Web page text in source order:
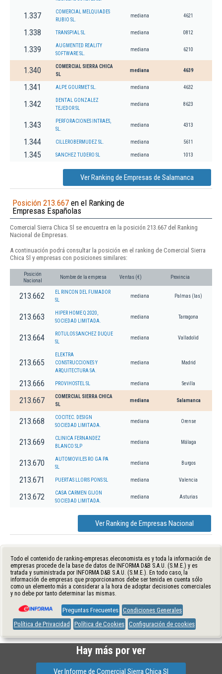
1.337
COMERCIAL MELQUIADES
RUBIO SL.
mediana 4621
1.338 TRANSPIAL SL mediana 0812
1.339
AUGMENTED REALITY
SOFTWARE SL.
mediana 6210
1.340
COMERCIAL SIERRA CHICA
SL
mediana 4639
1.341 ALPE GOURMET SL. mediana 4632
1.342
DENTAL GONZALEZ
TEJEDOR SL
mediana 8623
1.343
PERFORACIONES INTRAES,
SL.
mediana 4313
1.344 CILLEROBERMUDEZ SL. mediana 5611
1.345 SANCHEZ TUDERO SL mediana 1013
Ver Ranking de Empresas de Salamanca
Posición 213.667 en el Ranking de
Empresas Españolas
Comercial Sierra Chica Sl se encuentra en la posición 213.667 del Ranking
Nacional de Empresas.
A continuación podrá consultar la posición en el ranking de Comercial Sierra
Chica Sl y empresas con posiciones similares:
Posición
Nacional
Nombre de la empresa Ventas (€) Provincia
213.662
EL RINCON DEL FUMADOR
SL
mediana Palmas (las)
213.663
HIPER HOME Q 2020,
SOCIEDAD LIMITADA.
mediana Tarragona
213.664
ROTULOS SANCHEZ DUQUE
SL
mediana Valladolid
213.665
ELEKTRA
CONSTRUCCIONES Y
ARQUITECTURA SA.
mediana Madrid
213.666 PROVIHOSTEL SL mediana Sevilla
213.667
COMERCIAL SIERRA CHICA
SL
mediana Salamanca
213.668
COCITEC. DESIGN
SOCIEDAD LIMITADA.
mediana Orense
213.669
CLINICA FERNANDEZ
BLANCO SLP
mediana Málaga
213.670
AUTOMOVILES RO GA PA
SL
mediana Burgos
213.671 PUERTAS LLORIS PONS SL mediana Valencia
213.672
CASA CARMEN GIJON
SOCIEDAD LIMITADA.
mediana Asturias
Ver Ranking de Empresas Nacional
Todo el contenido de ranking-empresas.eleconomista.es y toda la información de
empresas procede de la base de datos de INFORMA D&B S.A.U. (S.M.E.) y es
tratada y suministrada por INFORMA D&B S.A.U. (S.M.E.). En todo caso, la
información de empresas que proporcionamos debe ser tenida en cuenta sólo
como un elemento más a considerar a la hora de adoptar decisiones comerciales
y no debe por tanto determinar las mismas.
Preguntas Frecuentes Condiciones Generales
Política de Privacidad
Política de Cookies Configuración de cookies
Hay más por ver
Ver Informe de Comercial Sierra Chica Sl